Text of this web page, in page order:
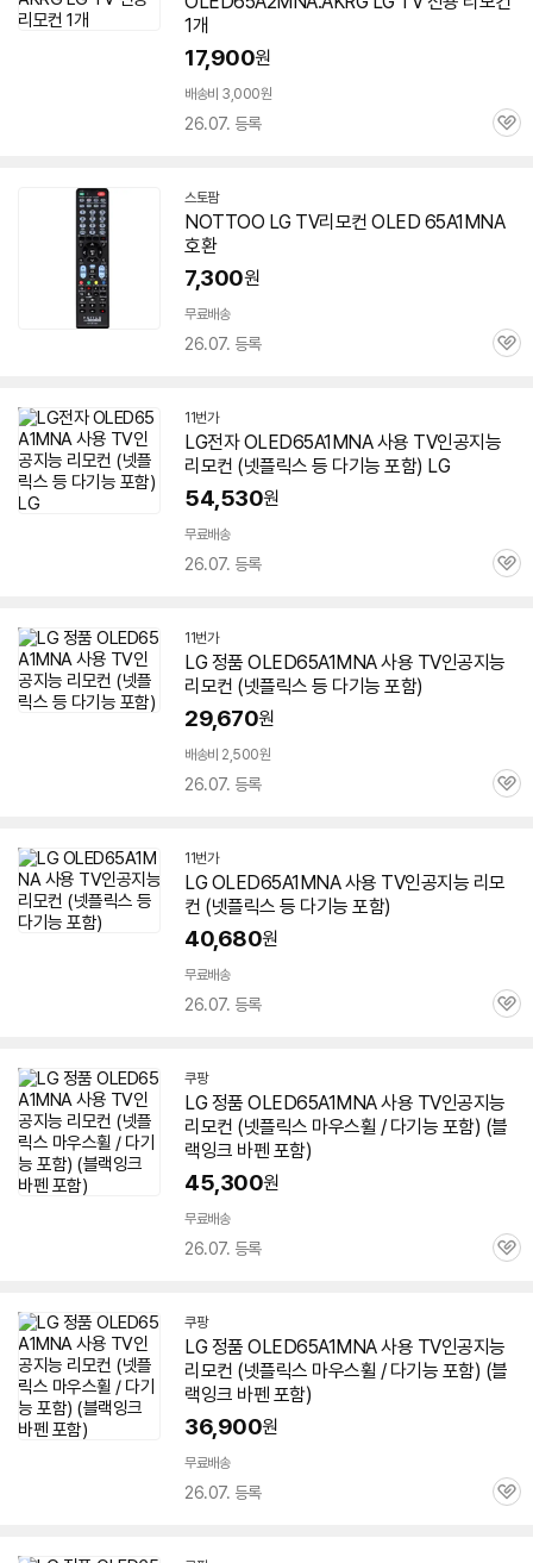
1개
17,900원
배송비 3,000원
26.07. 등록
관
스토팜네
버
이
NOTTOO LG TV리모컨 OLED 65A1MNA
호환
7,300원
무료배송
26.07. 등록
관
11번가
LG전자 OLED65A1MNA 사용 TV인공지능
리모컨 (넷플릭스 등 다기능 포함) LG
54,530원
무료배송
26.07. 등록
관
11번가
LG 정품 OLED65A1MNA 사용 TV인공지능
리모컨 (넷플릭스 등 다기능 포함)
29,670원
배송비 2,500원
26.07. 등록
관
11번가
LG OLED65A1MNA 사용 TV인공지능 리모
컨 (넷플릭스 등 다기능 포함)
40,680원
무료배송
26.07. 등록
관
쿠팡
LG 정품 OLED65A1MNA 사용 TV인공지능
리모컨 (넷플릭스 마우스휠 / 다기능 포함) (블
랙잉크 바펜 포함)
45,300원
무료배송
26.07. 등록
관
쿠팡
LG 정품 OLED65A1MNA 사용 TV인공지능
리모컨 (넷플릭스 마우스휠 / 다기능 포함) (블
랙잉크 바펜 포함)
36,900원
무료배송
26.07. 등록
관